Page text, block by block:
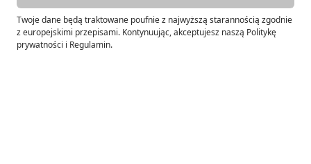
Twoje dane będą traktowane poufnie z najwyższą starannością zgodnie
z europejskimi przepisami. Kontynuując, akceptujesz naszą Politykę
prywatności i Regulamin.